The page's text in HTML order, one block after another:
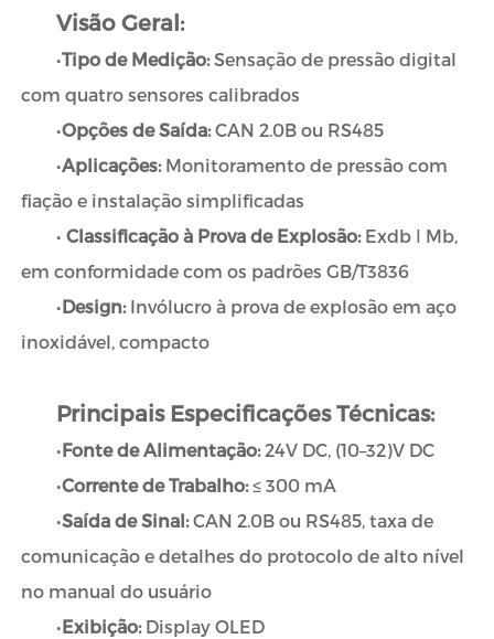
Visão Geral:
•Tipo de Medição:Sensação de pressão digital
com quatro sensores calibrados
•Opções de Saída:CAN 2.0B ou RS485
•Aplicações:Monitoramento de pressão com
fiação e instalação simplificadas
• Classificação à Prova de Explosão: Exdb Ⅰ Mb,
em conformidade com os padrões GB/T3836
•Design:Invólucro à prova de explosão em aço
inoxidável, compacto
Principais Especificações Técnicas:
•Fonte de Alimentação:24V DC, (10–32)V DC
•Corrente de Trabalho:≤ 300 mA
•Saída de Sinal:CAN 2.0B ou RS485, taxa de
comunicação e detalhes do protocolo de alto nível
no manual do usuário
•Exibição: Display OLED